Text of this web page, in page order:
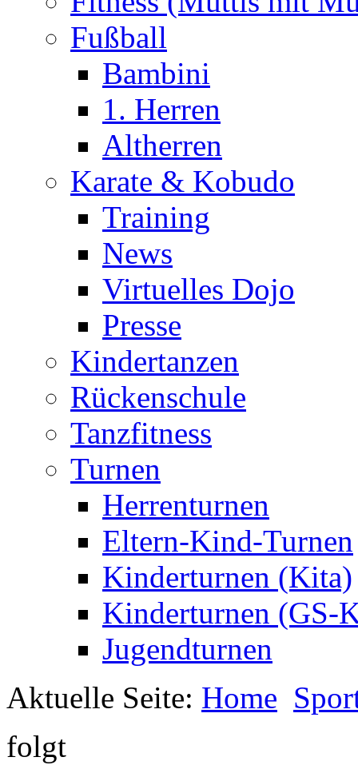
Fußball
Bambini
1. Herren
Altherren
Karate & Kobudo
Training
News
Virtuelles Dojo
Presse
Kindertanzen
Rückenschule
Tanzfitness
Turnen
Herrenturnen
Eltern-Kind-Turnen
Kinderturnen (Kita)
Kinderturnen (GS-
Jugendturnen
Aktuelle Seite: Home
folgt